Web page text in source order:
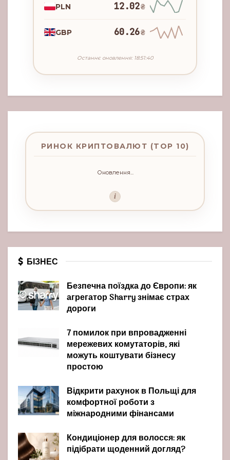
PLN 12.02₴
GBP 60.26₴
Останнє оновлення: 18:51:40
РИНОК КРИПТОВАЛЮТ (TOP 10)
Оновлення...
i
БІЗНЕС
Безпечна поїздка до Європи: як
агрегатор Sharry знімає страх
дороги
7 помилок при впровадженні
мережевих комутаторів, які
можуть коштувати бізнесу
простою
Відкрити рахунок в Польщі для
комфортної роботи з
міжнародними фінансами
Кондиціонер для волосся: як
підібрати щоденний догляд?